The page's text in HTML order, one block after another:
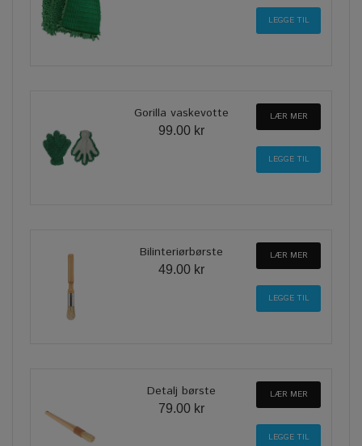
Gorilla vaskevotte
99.00 kr
LÆR MER
Bilinteriørbørste
49.00 kr
LÆR MER
Detalj børste
79.00 kr
LÆR MER